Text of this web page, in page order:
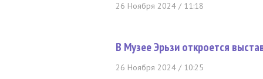
26 Ноября 2024 / 11:18
В Музее Эрьзи откроется
26 Ноября 2024 / 10:25